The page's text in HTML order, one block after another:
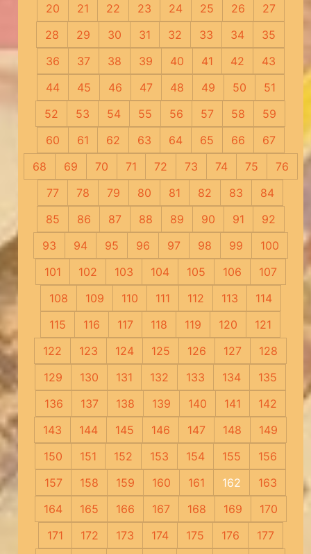
20
21 22 23 24 25 26
27
28
29 30 31 32 33 34
35
36
37 38 39 40 41 42
43
44
45 46 47 48 49 50
51
52
53 54 55 56 57 58
59
60
61 62 63 64 65 66
67
68
69 70 71 72 73 74 75
76
77
78 79 80 81 82 83
84
85
86 87 88 89 90 91
92
93
94 95 96 97 98 99
100
101
102 103 104 105 106
107
108
109 110 111 112 113
114
115
116 117 118 119 120
121
122
123 124 125 126 127
128
129
130 131 132 133 134
135
136
137 138 139 140 141
142
143
144 145 146 147 148
149
150
151 152 153 154 155
156
157
158 159 160 161 162
163
164
165 166 167 168 169
170
171
172 173 174 175 176
177